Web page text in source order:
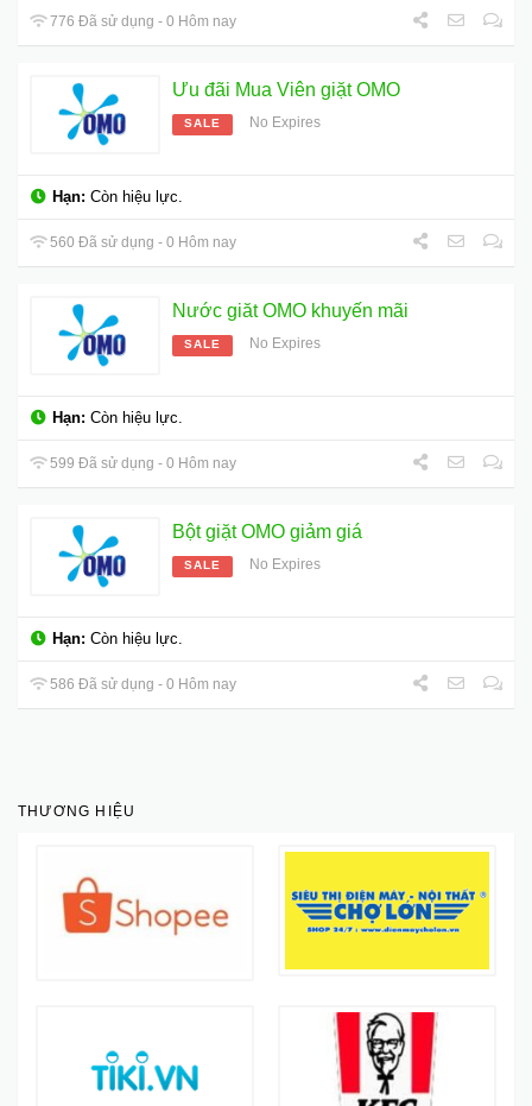
776 Đã sử dụng - 0 Hôm nay
Ưu đãi Mua Viên giặt OMO
SALE No Expires
Hạn: Còn hiệu lực.
560 Đã sử dụng - 0 Hôm nay
Nước giăt OMO khuyến mãi
SALE No Expires
Hạn: Còn hiệu lực.
599 Đã sử dụng - 0 Hôm nay
Bột giặt OMO giảm giá
SALE No Expires
Hạn: Còn hiệu lực.
586 Đã sử dụng - 0 Hôm nay
THƯƠNG HIỆU